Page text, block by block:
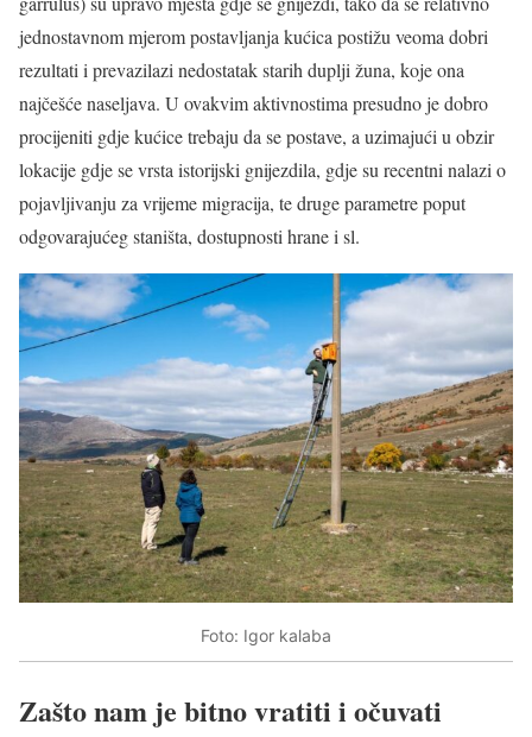
jednostavnom mjerom postavljanja kućica postižu veoma dobri
rezultati i prevazilazi nedostatak starih duplji žuna, koje ona
najčešće naseljava. U ovakvim aktivnostima presudno je dobro
procijeniti gdje kućice trebaju da se postave, a uzimajući u obzir
lokacije gdje se vrsta istorijski gnijezdila, gdje su recentni nalazi o
pojavljivanju za vrijeme migracija, te druge parametre poput
odgovarajućeg staništa, dostupnosti hrane i sl.
Foto: Igor kalaba
Zašto nam je bitno vratiti i očuvati